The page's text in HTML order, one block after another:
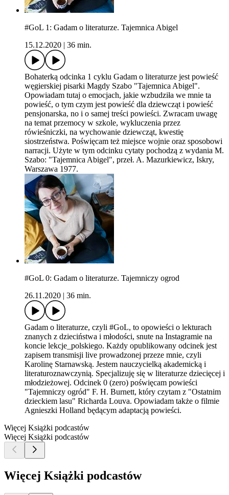
#GoL 1: Gadam o literaturze. Tajemnica Abigel
15.12.2020
36 min.
Bohaterką odcinka 1 cyklu Gadam o literaturze jest powieść
węgierskiej pisarki Magdy Szabo "Tajemnica Abigel".
Opowiadam tutaj o emocjach, jakie wzbudziła we mnie ta
powieść, o tym czym jest powieść dla dziewcząt i powieść
pensjonarska, no i o samej treści powieści. Zwracam uwagę
na temat przemocy w szkole, wykluczenia przez
rówieśniczki, na wychowanie dziewcząt, kwestię
siostrzeństwa. Poświęcam też miejsce wojnie oraz sposobowi
narracji. Użyte w tym odcinku cytaty pochodzą z wydania M.
Szabo: "Tajemnica Abigel", przeł. A. Mazurkiewicz, Iskry,
Warszawa 1977.
#GoL 0: Gadam o literaturze. Tajemniczy ogrod
26.11.2020
36 min.
Gadam o literaturze, czyli #GoL, to opowieści o lekturach
znanych z dzieciństwa i młodości, snute na Instagramie na
koncie lekcje_polskiego. Każdy opublikowany odcinek jest
zapisem transmisji live prowadzonej przeze mnie, czyli
Karolinę Starnawską. Jestem nauczycielką akademicką i
literaturoznawczynią. Specjalizuję się w literaturze dziecięcej i
młodzieżowej. Odcinek 0 (zero) poświęcam powieści
"Tajemniczy ogród" F. H. Burnett, który czytam z "Ostatnim
dzieckiem lasu" Richarda Louva. Opowiadam także o filmie
Agnieszki Holland będącym adaptacją powieści.
Więcej Książki podcastów
Więcej Książki podcastów
Więcej Książki podcastów